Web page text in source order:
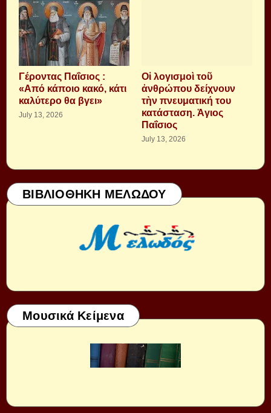
Γέροντας Παΐσιος :
«Από κάποιο κακό, κάτι
καλύτερο θα βγει»
July 13, 2026
Οἱ λογισμοὶ τοῦ
ἀνθρώπου δείχνουν
τὴν πνευματική του
κατάσταση. Ἁγιος
Παΐσιος
July 13, 2026
ΒΙΒΛΙΟΘΗΚΗ ΜΕΛΩΔΟΥ
Μουσικά Κείμενα